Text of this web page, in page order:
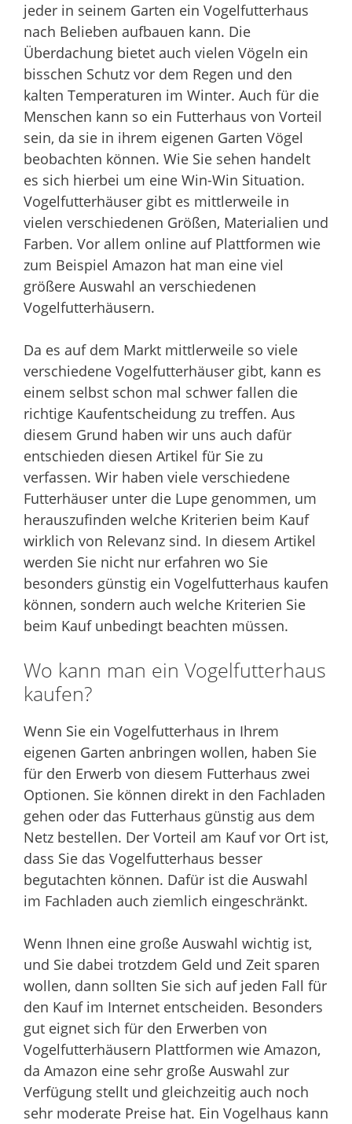
jeder in seinem Garten ein Vogelfutterhaus
nach Belieben aufbauen kann. Die
Überdachung bietet auch vielen Vögeln ein
bisschen Schutz vor dem Regen und den
kalten Temperaturen im Winter. Auch für die
Menschen kann so ein Futterhaus von Vorteil
sein, da sie in ihrem eigenen Garten Vögel
beobachten können. Wie Sie sehen handelt
es sich hierbei um eine Win-Win Situation.
Vogelfutterhäuser gibt es mittlerweile in
vielen verschiedenen Größen, Materialien und
Farben. Vor allem online auf Plattformen wie
zum Beispiel Amazon hat man eine viel
größere Auswahl an verschiedenen
Vogelfutterhäusern.
Da es auf dem Markt mittlerweile so viele
verschiedene Vogelfutterhäuser gibt, kann es
einem selbst schon mal schwer fallen die
richtige Kaufentscheidung zu treffen. Aus
diesem Grund haben wir uns auch dafür
entschieden diesen Artikel für Sie zu
verfassen. Wir haben viele verschiedene
Futterhäuser unter die Lupe genommen, um
herauszufinden welche Kriterien beim Kauf
wirklich von Relevanz sind. In diesem Artikel
werden Sie nicht nur erfahren wo Sie
besonders günstig ein Vogelfutterhaus kaufen
können, sondern auch welche Kriterien Sie
beim Kauf unbedingt beachten müssen.
Wo kann man ein Vogelfutterhaus
kaufen?
Wenn Sie ein Vogelfutterhaus in Ihrem
eigenen Garten anbringen wollen, haben Sie
für den Erwerb von diesem Futterhaus zwei
Optionen. Sie können direkt in den Fachladen
gehen oder das Futterhaus günstig aus dem
Netz bestellen. Der Vorteil am Kauf vor Ort ist,
dass Sie das Vogelfutterhaus besser
begutachten können. Dafür ist die Auswahl
im Fachladen auch ziemlich eingeschränkt.
Wenn Ihnen eine große Auswahl wichtig ist,
und Sie dabei trotzdem Geld und Zeit sparen
wollen, dann sollten Sie sich auf jeden Fall für
den Kauf im Internet entscheiden. Besonders
gut eignet sich für den Erwerben von
Vogelfutterhäusern Plattformen wie Amazon,
da Amazon eine sehr große Auswahl zur
Verfügung stellt und gleichzeitig auch noch
sehr moderate Preise hat. Ein Vogelhaus kann